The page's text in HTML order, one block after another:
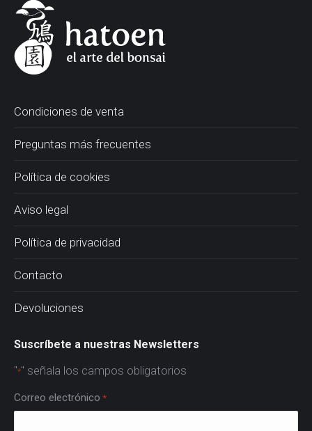
Condiciones de venta
Preguntas más frecuentes
Política de cookies
Aviso legal
Política de privacidad
Contacto
Devoluciones
Suscríbete a nuestras Newsletters
"*" señala los campos obligatorios
Correo electrónico *